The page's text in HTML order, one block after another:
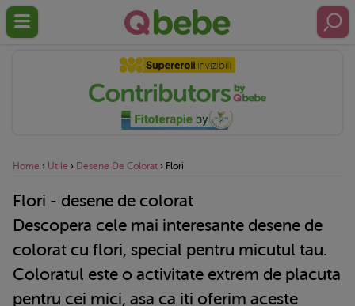
Home › Utile › Desene De Colorat › Flori
Flori - desene de colorat
Descopera cele mai interesante desene de
colorat cu flori, special pentru micutul tau.
Coloratul este o activitate extrem de placuta
pentru cei mici, asa ca iti oferim aceste